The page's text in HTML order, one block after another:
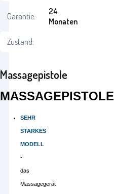
Massagepistole
MASSAGEPISTOLE
SEHR
STARKES
MODELL
-
das
Massagegerät
Garantie:
24
Monaten
Zustand: